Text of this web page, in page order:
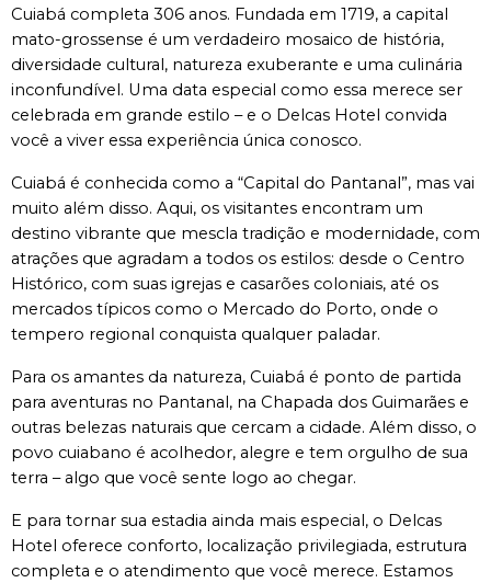
Cuiabá completa 306 anos. Fundada em 1719, a capital
mato-grossense é um verdadeiro mosaico de história,
diversidade cultural, natureza exuberante e uma culinária
inconfundível. Uma data especial como essa merece ser
celebrada em grande estilo – e o Delcas Hotel convida
você a viver essa experiência única conosco.
Cuiabá é conhecida como a “Capital do Pantanal”, mas vai
muito além disso. Aqui, os visitantes encontram um
destino vibrante que mescla tradição e modernidade, com
atrações que agradam a todos os estilos: desde o Centro
Histórico, com suas igrejas e casarões coloniais, até os
mercados típicos como o Mercado do Porto, onde o
tempero regional conquista qualquer paladar.
Para os amantes da natureza, Cuiabá é ponto de partida
para aventuras no Pantanal, na Chapada dos Guimarães e
outras belezas naturais que cercam a cidade. Além disso, o
povo cuiabano é acolhedor, alegre e tem orgulho de sua
terra – algo que você sente logo ao chegar.
E para tornar sua estadia ainda mais especial, o Delcas
Hotel oferece conforto, localização privilegiada, estrutura
completa e o atendimento que você merece. Estamos